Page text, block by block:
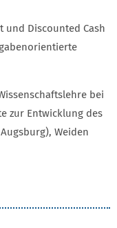
und Discounted Cash
bei
zur Entwicklung des
Weiden